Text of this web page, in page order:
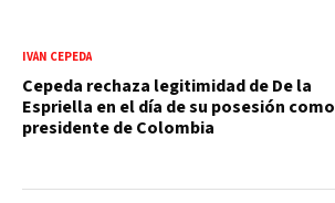
IVÁN CEPEDA
Cepeda rechaza legitimidad de De la
Espriella en el día de su posesión como
presidente de Colombia